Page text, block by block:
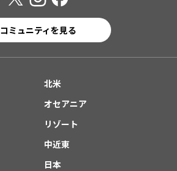
コミュニティを見る
北米
オセアニア
リゾート
中近東
日本